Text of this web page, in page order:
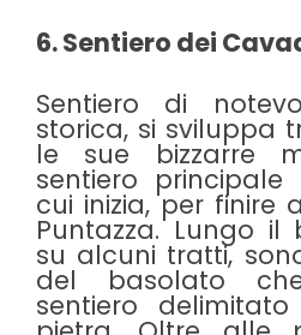
6. Sentiero dei
Sentiero di
storica, si sviluppa
le sue bizzarre
sentiero
cui inizia, per finire
Puntazza. Lungo il
su alcuni tratti,
del basolato
sentiero